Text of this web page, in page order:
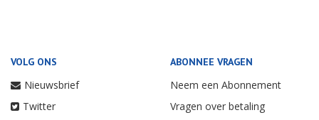
VOLG ONS
Nieuwsbrief
Twitter
ABONNEE VRAGEN
Neem een Abonnement
Vragen over betaling